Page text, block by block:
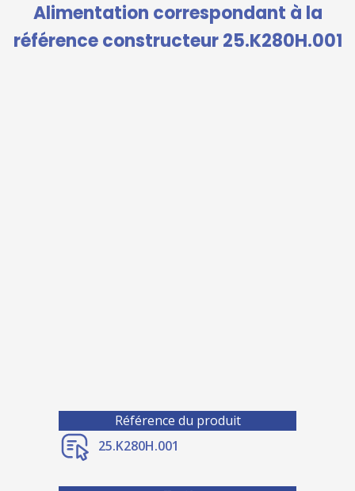
Alimentation correspondant à la
référence constructeur 25.K280H.001
Référence du produit
25.K280H.001